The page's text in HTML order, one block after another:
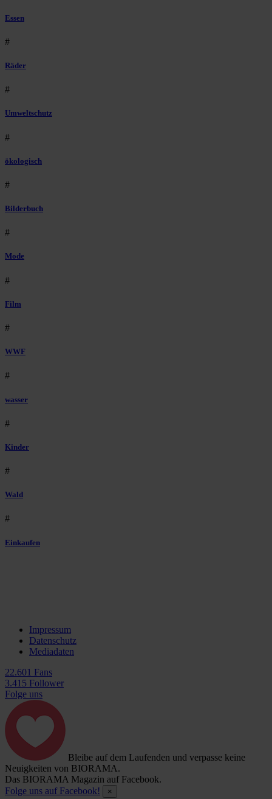
Essen
#
Räder
#
Umweltschutz
#
ökologisch
#
Bilderbuch
#
Mode
#
Film
#
WWF
#
wasser
#
Kinder
#
Wald
#
Einkaufen
Impressum
Datenschutz
Mediadaten
22.601 Fans
3.415 Follower
Folge uns
Bleibe auf dem Laufenden und verpasse keine
Neuigkeiten von BIORAMA.
Das BIORAMA Magazin auf Facebook.
Folge uns auf Facebook!
×